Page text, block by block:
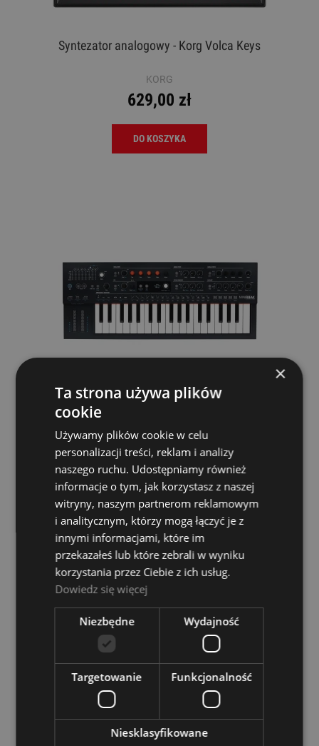
Syntezator analogowy - Korg Volca Keys
KORG
629,00 zł
DO KOSZYKA
Arturia MiniFreak Syntezator
ARTURIA
2 299,00 zł
DO KOSZYKA
×
Ta strona używa plików
cookie
Używamy plików cookie w celu
personalizacji treści, reklam i analizy
naszego ruchu. Udostępniamy również
informacje o tym, jak korzystasz z naszej
witryny, naszym partnerom reklamowym
i analitycznym, którzy mogą łączyć je z
innymi informacjami, które im
przekazałeś lub które zebrali w wyniku
korzystania przez Ciebie z ich usług.
Dowiedz się więcej
Niezbędne Wydajność
Targetowanie Funkcjonalność
Niesklasyfikowane